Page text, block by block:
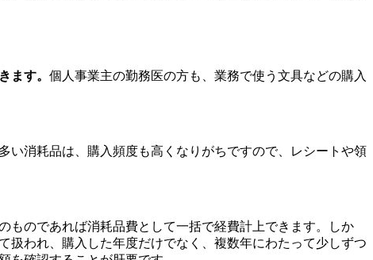
ます。 個人事業主の勤務医の方も、業務で使う文具などの購入
い消耗品は、購入頻度も高くなりがちですので、レシートや領
ものであれば消耗品費として一括で経費計上できます。しか
扱われ、購入した年度だけでなく、複数年にわたって少しずつ